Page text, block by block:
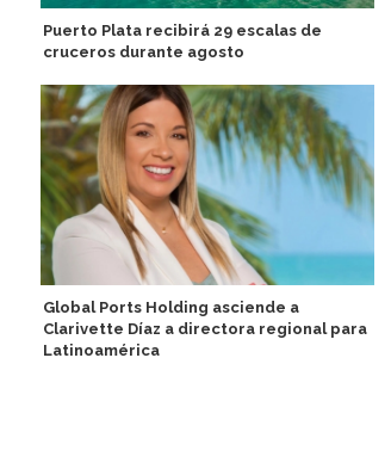
Puerto Plata recibirá 29 escalas de
cruceros durante agosto
Global Ports Holding asciende a
Clarivette Díaz a directora regional para
Latinoamérica